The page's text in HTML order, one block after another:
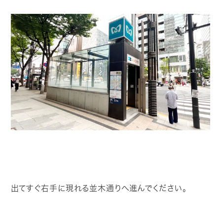
出てすぐ右手に現れる並木通りへ進んでください。